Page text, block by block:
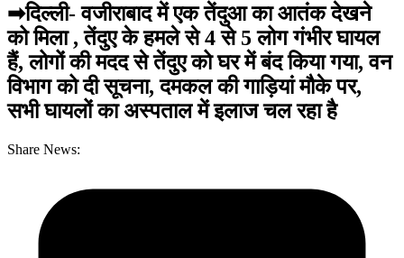
➡दिल्ली- वजीराबाद में एक तेंदुआ का आतंक देखने
को मिला , तेंदुए के हमले से 4 से 5 लोग गंभीर घायल
हैं, लोगों की मदद से तेंदुए को घर में बंद किया गया, वन
विभाग को दी सूचना, दमकल की गाड़ियां मौके पर,
सभी घायलों का अस्पताल में इलाज चल रहा है
Share News: